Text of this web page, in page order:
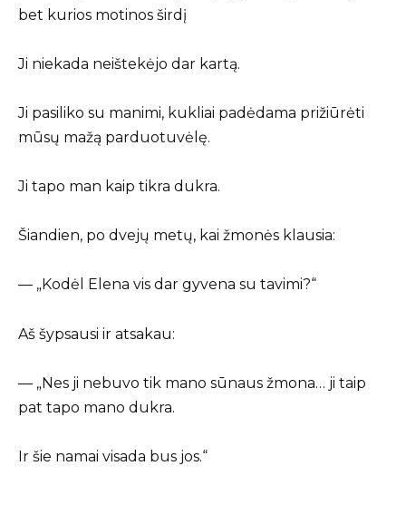
bet kurios motinos širdį
Ji niekada neištekėjo dar kartą.
Ji pasiliko su manimi, kukliai padėdama prižiūrėti
mūsų mažą parduotuvėlę.
Ji tapo man kaip tikra dukra.
Šiandien, po dvejų metų, kai žmonės klausia:
— „Kodėl Elena vis dar gyvena su tavimi?“
Aš šypsausi ir atsakau:
— „Nes ji nebuvo tik mano sūnaus žmona… ji taip
pat tapo mano dukra.
Ir šie namai visada bus jos.“